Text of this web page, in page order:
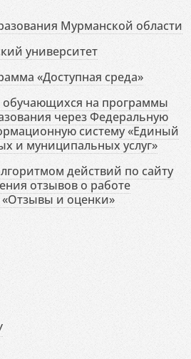
Мурманской области
университет
«Доступная среда»
обучающихся на программы
через Федеральную
систему «Единый
и муниципальных услуг»
действий по сайту
отзывов о работе
«Отзывы и оценки»